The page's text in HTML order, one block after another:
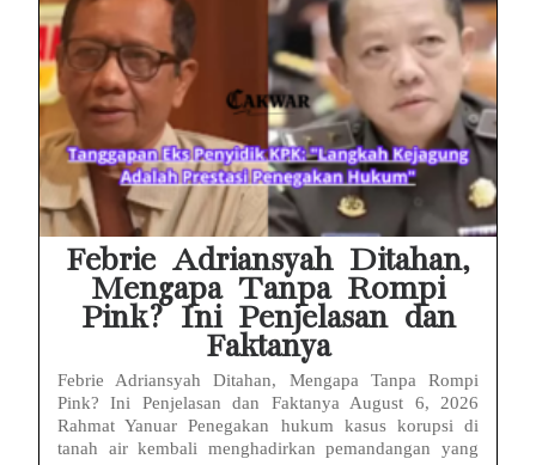
Febrie Adriansyah Ditahan,
Mengapa Tanpa Rompi
Pink? Ini Penjelasan dan
Faktanya
Febrie Adriansyah Ditahan, Mengapa Tanpa Rompi
Pink? Ini Penjelasan dan Faktanya August 6, 2026
Rahmat Yanuar Penegakan hukum kasus korupsi di
tanah air kembali menghadirkan pemandangan yang